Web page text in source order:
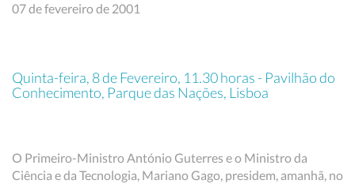
07 de fevereiro de 2001
Quinta-feira, 8 de Fevereiro, 11.30 horas - Pavilhão do
Conhecimento, Parque das Nações, Lisboa
O Primeiro-Ministro António Guterres e o Ministro da
Ciência e da Tecnologia, Mariano Gago, presidem, amanhã, no